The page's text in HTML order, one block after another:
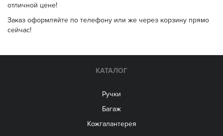
отличной цене!
Заказ оформляйте по телефону или же через корзину прямо
сейчас!
КАТАЛОГ
Ручки
Багаж
Кожгалантерея